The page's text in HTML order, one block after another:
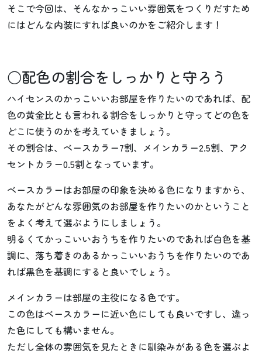
そこで今回は、そんなかっこいい雰囲気をつくりだすため
にはどんな内装にすれば良いのかをご紹介します！
○配色の割合をしっかりと守ろう
ハイセンスのかっこいいお部屋を作りたいのであれば、配
色の黄金比とも言われる割合をしっかりと守ってどの色を
どこに使うのかを考えていきましょう。
その割合は、ベースカラー7割、メインカラー2.5割、アク
セントカラー0.5割となっています。
ベースカラーはお部屋の印象を決める色になりますから、
あなたがどんな雰囲気のお部屋を作りたいのかということ
をよく考えて選ぶようにしましょう。
明るくてかっこいいおうちを作りたいのであれば白色を基
調に、落ち着きのあるかっこいいおうちを作りたいのであ
れば黒色を基調にすると良いでしょう。
メインカラーは部屋の主役になる色です。
この色はベースカラーに近い色にしても良いですし、違っ
た色にしても構いません。
ただし全体の雰囲気を見たときに馴染みがある色を選ぶよ